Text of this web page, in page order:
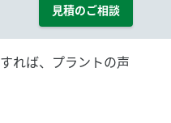
見積のご相談
れば、プラントの声